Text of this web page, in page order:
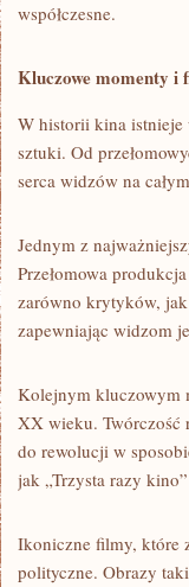
współczesne.
Kluczowe ⁣momenty i⁢
W historii kina istnieje
‌sztuki. Od
serca widzów na
Jednym z
Przełomowa
zarówno ​krytyków,
zapewniając widzom
Kolejnym ⁣kluczowym
XX wieku. Twórczość
do rewolucji ‍w
jak „Trzysta razy
Ikoniczne filmy, które
⁤polityczne. Obrazy